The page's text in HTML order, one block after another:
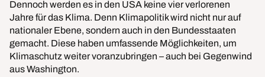
Dennoch werden es in den USA keine vier verlorenen
Jahre für das Klima. Denn Klimapolitik wird nicht nur auf
nationaler Ebene, sondern auch in den Bundesstaaten
gemacht. Diese haben umfassende Möglichkeiten, um
Klimaschutz weiter voranzubringen – auch bei Gegenwind
aus Washington.